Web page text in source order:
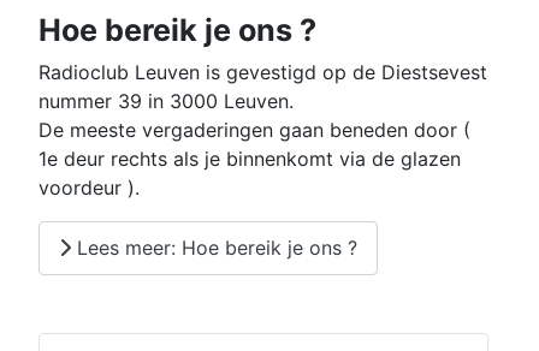
Hoe bereik je ons ?
Radioclub Leuven is gevestigd op de Diestsevest
nummer 39 in 3000 Leuven.
De meeste vergaderingen gaan beneden door (
1e deur rechts als je binnenkomt via de glazen
voordeur ).
Lees meer: Hoe bereik je ons ?